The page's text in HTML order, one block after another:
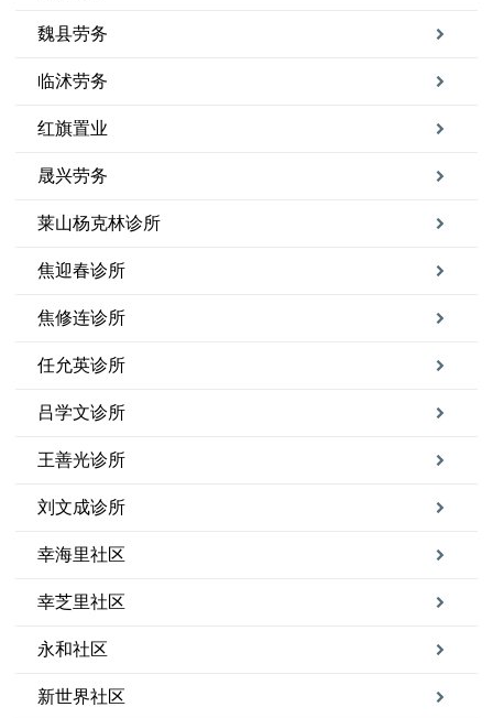
魏县劳务
临沭劳务
红旗置业
晟兴劳务
莱山杨克林诊所
焦迎春诊所
焦修连诊所
任允英诊所
吕学文诊所
王善光诊所
刘文成诊所
幸海里社区
幸芝里社区
永和社区
新世界社区